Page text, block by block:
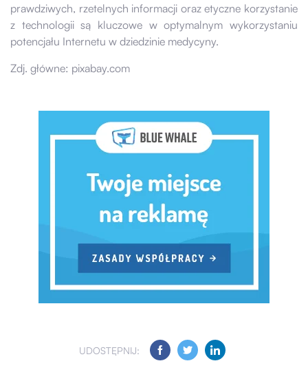
prawdziwych, rzetelnych informacji oraz etyczne korzystanie
z technologii są kluczowe w optymalnym wykorzystaniu
potencjału Internetu w dziedzinie medycyny.
Zdj. główne: pixabay.com
UDOSTĘPNIJ: